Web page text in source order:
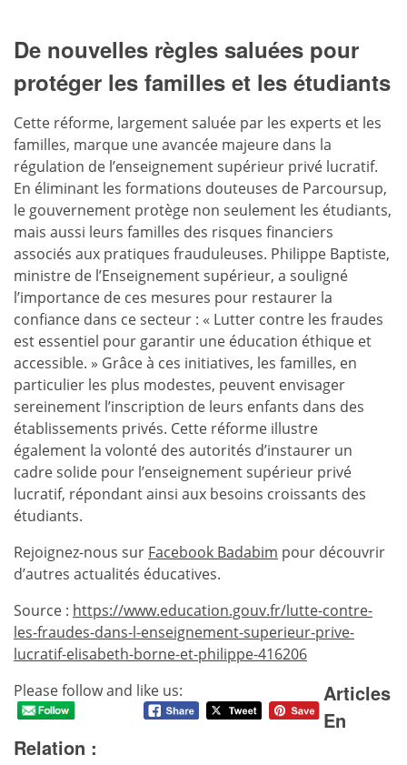
De nouvelles règles saluées pour
protéger les familles et les étudiants
Cette réforme, largement saluée par les experts et les
familles, marque une avancée majeure dans la
régulation de l’enseignement supérieur privé lucratif.
En éliminant les formations douteuses de Parcoursup,
le gouvernement protège non seulement les étudiants,
mais aussi leurs familles des risques financiers
associés aux pratiques frauduleuses. Philippe Baptiste,
ministre de l’Enseignement supérieur, a souligné
l’importance de ces mesures pour restaurer la
confiance dans ce secteur : « Lutter contre les fraudes
est essentiel pour garantir une éducation éthique et
accessible. » Grâce à ces initiatives, les familles, en
particulier les plus modestes, peuvent envisager
sereinement l’inscription de leurs enfants dans des
établissements privés. Cette réforme illustre
également la volonté des autorités d’instaurer un
cadre solide pour l’enseignement supérieur privé
lucratif, répondant ainsi aux besoins croissants des
étudiants.
Rejoignez-nous sur Facebook Badabim pour découvrir
d’autres actualités éducatives.
Source : https://www.education.gouv.fr/lutte-contre-
les-fraudes-dans-l-enseignement-superieur-prive-
lucratif-elisabeth-borne-et-philippe-416206
Please follow and like us:
Articles
En
Relation :